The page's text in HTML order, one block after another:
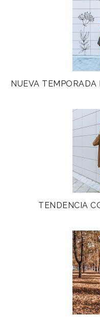
NUEVA
TENDENCIA